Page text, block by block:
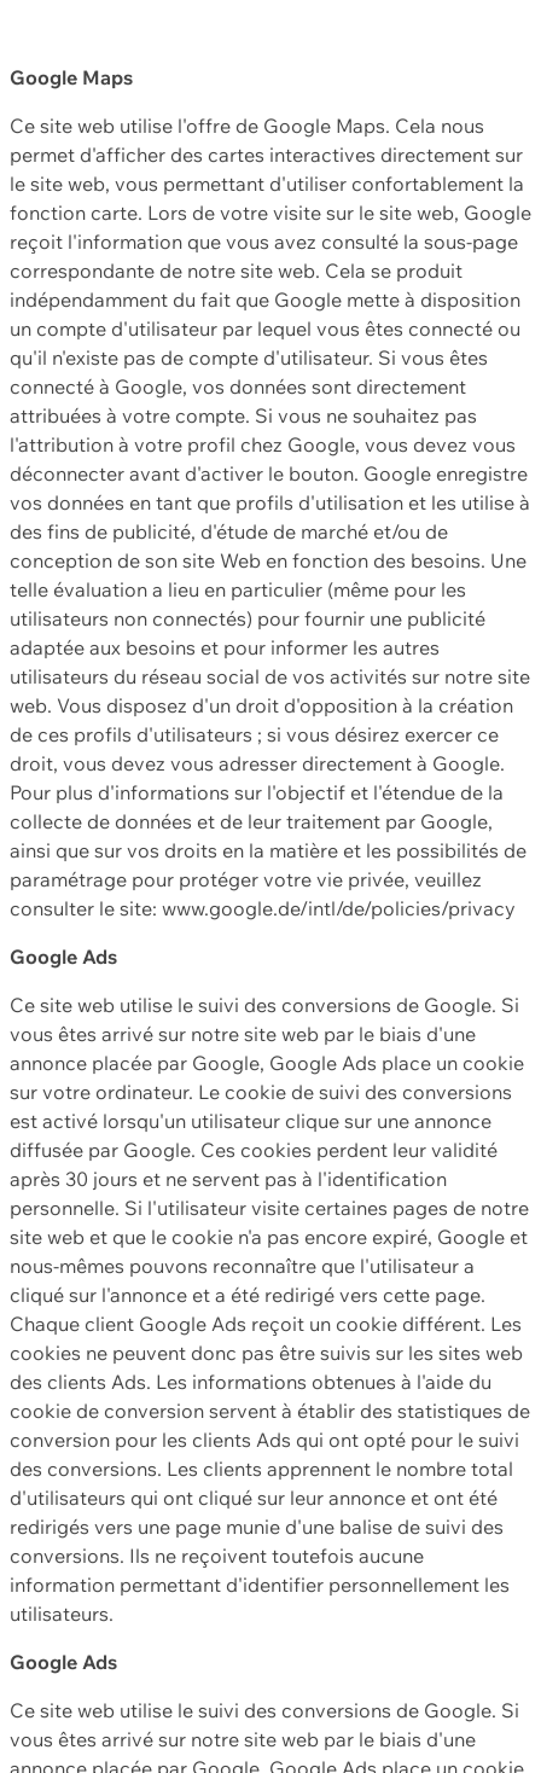
Google Maps
Ce site web utilise l'offre de Google Maps. Cela nous
permet d'afficher des cartes interactives directement sur
le site web, vous permettant d'utiliser confortablement la
fonction carte. Lors de votre visite sur le site web, Google
reçoit l'information que vous avez consulté la sous-page
correspondante de notre site web. Cela se produit
indépendamment du fait que Google mette à disposition
un compte d'utilisateur par lequel vous êtes connecté ou
qu'il n'existe pas de compte d'utilisateur. Si vous êtes
connecté à Google, vos données sont directement
attribuées à votre compte. Si vous ne souhaitez pas
l'attribution à votre profil chez Google, vous devez vous
déconnecter avant d'activer le bouton. Google enregistre
vos données en tant que profils d'utilisation et les utilise à
des fins de publicité, d'étude de marché et/ou de
conception de son site Web en fonction des besoins. Une
telle évaluation a lieu en particulier (même pour les
utilisateurs non connectés) pour fournir une publicité
adaptée aux besoins et pour informer les autres
utilisateurs du réseau social de vos activités sur notre site
web. Vous disposez d'un droit d'opposition à la création
de ces profils d'utilisateurs ; si vous désirez exercer ce
droit, vous devez vous adresser directement à Google.
Pour plus d'informations sur l'objectif et l'étendue de la
collecte de données et de leur traitement par Google,
ainsi que sur vos droits en la matière et les possibilités de
paramétrage pour protéger votre vie privée, veuillez
consulter le site: www.google.de/intl/de/policies/privacy
Google Ads
Ce site web utilise le suivi des conversions de Google. Si
vous êtes arrivé sur notre site web par le biais d'une
annonce placée par Google, Google Ads place un cookie
sur votre ordinateur. Le cookie de suivi des conversions
est activé lorsqu'un utilisateur clique sur une annonce
diffusée par Google. Ces cookies perdent leur validité
après 30 jours et ne servent pas à l'identification
personnelle. Si l'utilisateur visite certaines pages de notre
site web et que le cookie n'a pas encore expiré, Google et
nous-mêmes pouvons reconnaître que l'utilisateur a
cliqué sur l'annonce et a été redirigé vers cette page.
Chaque client Google Ads reçoit un cookie différent. Les
cookies ne peuvent donc pas être suivis sur les sites web
des clients Ads. Les informations obtenues à l'aide du
cookie de conversion servent à établir des statistiques de
conversion pour les clients Ads qui ont opté pour le suivi
des conversions. Les clients apprennent le nombre total
d'utilisateurs qui ont cliqué sur leur annonce et ont été
redirigés vers une page munie d'une balise de suivi des
conversions. Ils ne reçoivent toutefois aucune
information permettant d'identifier personnellement les
utilisateurs.
Google Ads
Ce site web utilise le suivi des conversions de Google. Si
vous êtes arrivé sur notre site web par le biais d'une